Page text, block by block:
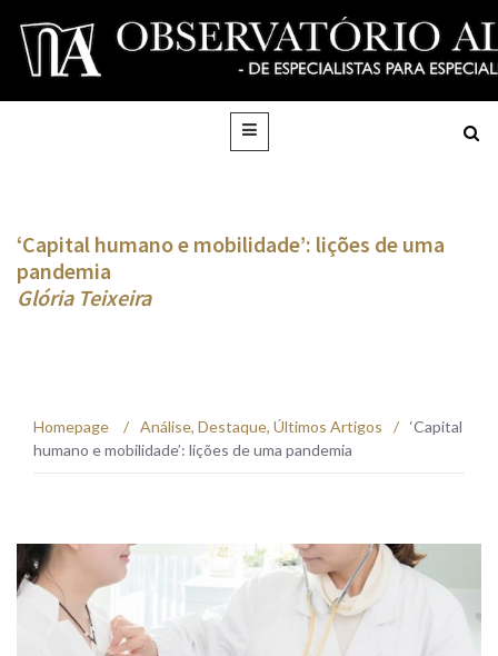
‘Capital humano e mobilidade’: lições de uma
pandemia
Glória Teixeira
Homepage / Análise, Destaque, Últimos Artigos / ‘Capital
humano e mobilidade’: lições de uma pandemia